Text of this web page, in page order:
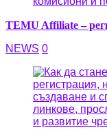
TEMU Affiliate –
NEWS 0